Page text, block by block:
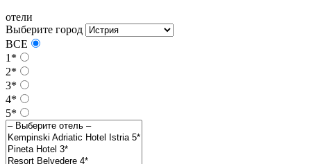
отели
Выберите город
ВСЕ
1*
2*
3*
4*
5*